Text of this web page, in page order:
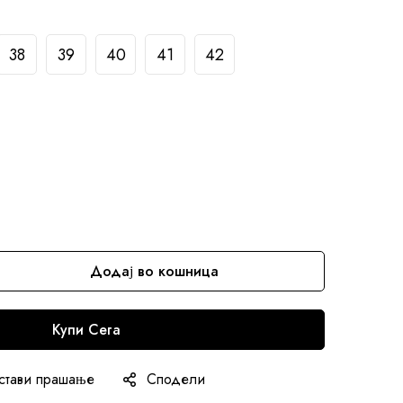
38 39 40 41 42
Додај во кошница
Купи Сега
прашање Сподели